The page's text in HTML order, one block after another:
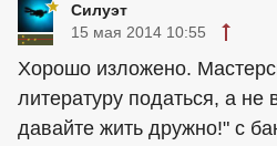
Силуэт
15 мая 2014 10:55
Хорошо изложено.
литературу податься, а не
давайте жить дружно!" с